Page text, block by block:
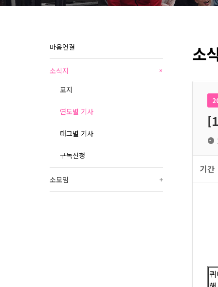
마음연결
소식지 +
표지
연도별 기사
태그별 기사
구독신청
소모임 +
소
기간